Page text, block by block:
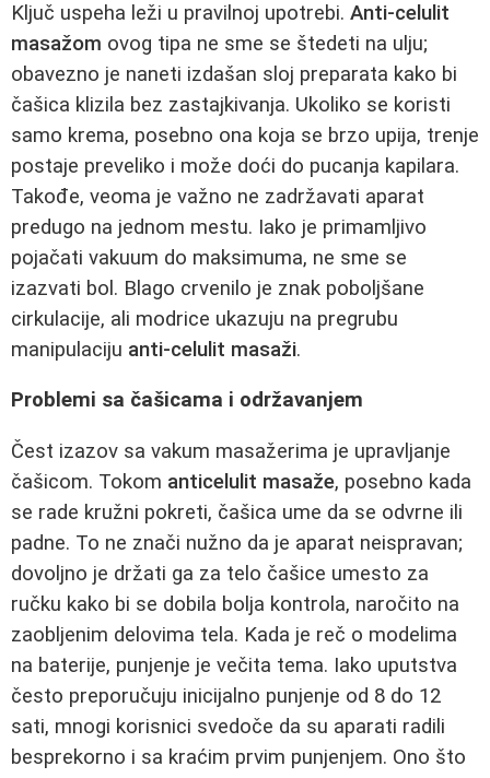
Ključ uspeha leži u pravilnoj upotrebi. Anti-celulit
masažom ovog tipa ne sme se štedeti na ulju;
obavezno je naneti izdašan sloj preparata kako bi
čašica klizila bez zastajkivanja. Ukoliko se koristi
samo krema, posebno ona koja se brzo upija, trenje
postaje preveliko i može doći do pucanja kapilara.
Takođe, veoma je važno ne zadržavati aparat
predugo na jednom mestu. Iako je primamljivo
pojačati vakuum do maksimuma, ne sme se
izazvati bol. Blago crvenilo je znak poboljšane
cirkulacije, ali modrice ukazuju na pregrubu
manipulaciju anti-celulit masaži.
Problemi sa čašicama i održavanjem
Čest izazov sa vakum masažerima je upravljanje
čašicom. Tokom anticelulit masaže, posebno kada
se rade kružni pokreti, čašica ume da se odvrne ili
padne. To ne znači nužno da je aparat neispravan;
dovoljno je držati ga za telo čašice umesto za
ručku kako bi se dobila bolja kontrola, naročito na
zaobljenim delovima tela. Kada je reč o modelima
na baterije, punjenje je večita tema. Iako uputstva
često preporučuju inicijalno punjenje od 8 do 12
sati, mnogi korisnici svedoče da su aparati radili
besprekorno i sa kraćim prvim punjenjem. Ono što